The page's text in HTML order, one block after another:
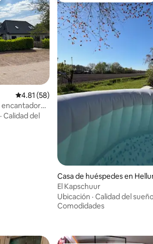
Calificación promedio: 4.81 de 5, 58
4.81 (58)
encantador
· Calidad del
Casa de huéspedes en
El Kapschuur
Ubicación · Calidad del
Comodidades